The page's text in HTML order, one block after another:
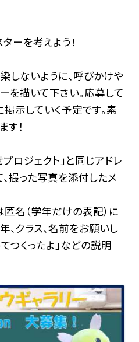
を考えよう！
しないように、呼びかけや
を描いて下さい。応募して
示していく予定です。素
す！
ロジェクト」と同じアドレ
、撮った写真を添付したメ
名（学年だけの表記）に
、クラス、名前をお願いし
つくったよ」などの説明